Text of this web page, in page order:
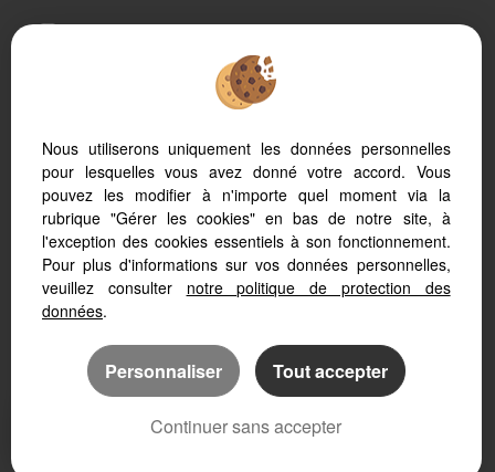
votre tablette ou votre smartphone, notre site s’adapte
automatiquement aux différents types d'écrans
Logiciel immobilier Adapt Immo
Site internet immobilier
Référencement site immobilier
Nous utiliserons uniquement les données personnelles
pour lesquelles vous avez donné votre accord. Vous
pouvez les modifier à n'importe quel moment via la
rubrique "Gérer les cookies" en bas de notre site, à
l'exception des cookies essentiels à son fonctionnement.
Pour plus d'informations sur vos données personnelles,
veuillez consulter notre politique de protection des
données.
Personnaliser Tout accepter
Continuer sans accepter